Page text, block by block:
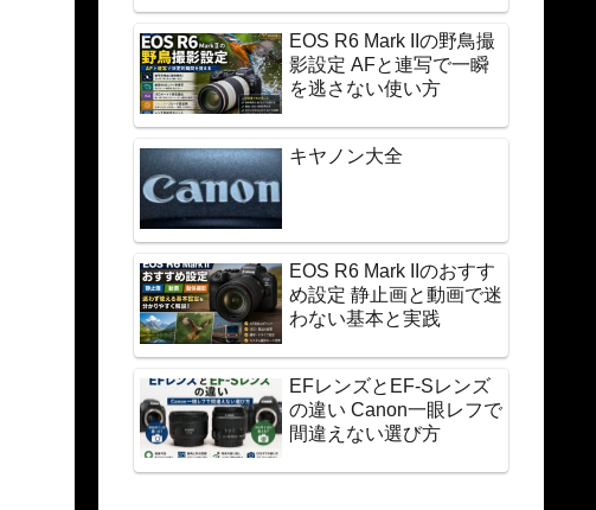
EOS R6 Mark IIの野鳥撮
影設定 AFと連写で一瞬
を逃さない使い方
キヤノン大全
EOS R6 Mark IIのおすす
め設定 静止画と動画で迷
わない基本と実践
EFレンズとEF-Sレンズ
の違い Canon一眼レフで
間違えない選び方